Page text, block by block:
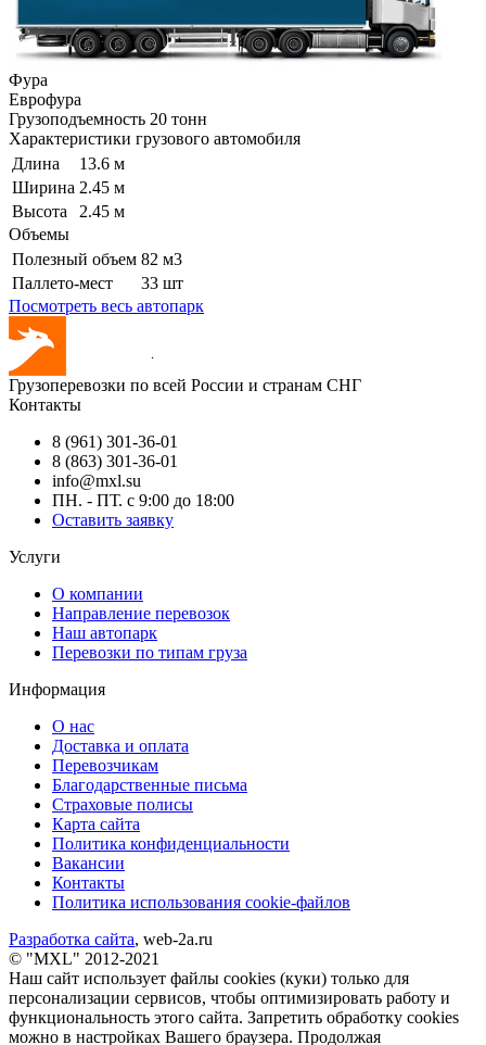
Фура
Еврофура
Грузоподъемность 20 тонн
Характеристики грузового автомобиля
Длина
13.6 м
Ширина 2.45 м
Высота
2.45 м
Объемы
Полезный объем 82 м3
Паллето-мест
33 шт
Посмотреть весь автопарк
Грузоперевозки по всей России и странам СНГ
Контакты
8 (961) 301-36-01
8 (863) 301-36-01
info@mxl.su
ПН. - ПТ. с 9:00 до 18:00
Оставить заявку
Услуги
О компании
Направление перевозок
Наш автопарк
Перевозки по типам груза
Информация
О нас
Доставка и оплата
Перевозчикам
Благодарственные письма
Страховые полисы
Карта сайта
Политика конфиденциальности
Вакансии
Контакты
Политика использования cookie-файлов
Разработка сайта, web-2a.ru
© "MXL" 2012-2021
Наш сайт использует файлы cookies (куки) только для
персонализации сервисов, чтобы оптимизировать работу и
функциональность этого сайта. Запретить обработку cookies
можно в настройках Вашего браузера. Продолжая